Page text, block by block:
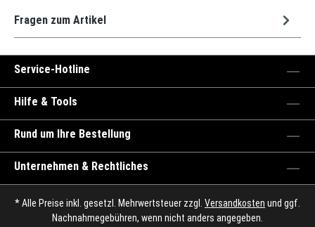
Fragen zum Artikel
Service-Hotline
Hilfe & Tools
Rund um Ihre Bestellung
Unternehmen & Rechtliches
* Alle Preise inkl. gesetzl. Mehrwertsteuer zzgl. Versandkosten und ggf.
Nachnahmegebühren, wenn nicht anders angegeben.